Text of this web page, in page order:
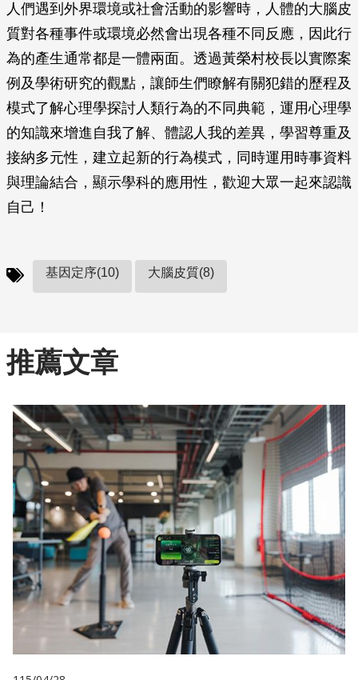
人們遇到外界環境或社會活動的影響時，人體的大腦皮
質對各種事件或環境必然會出現各種不同反應，因此行
為的產生通常都是一體兩面。透過黃榮村校長以實際案
例及學術研究的觀點，讓師生們瞭解有關犯錯的歷程及
模式了解心理學探討人類行為的不同典範，運用心理學
的知識來增進自我了解、體認人我的差異，學習尊重及
接納多元性，建立起新的行為模式，同時運用時事資料
與理論結合，顯示學科的應用性，歡迎大眾一起來認識
自己！
基因定序(10) 大腦皮質(8)
推薦文章